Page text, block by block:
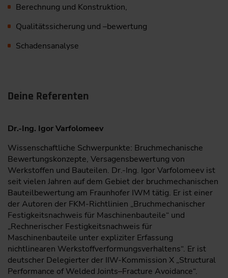
Berechnung und Konstruktion,
Qualitätssicherung und –bewertung
Schadensanalyse
Deine Referenten
Dr.-Ing. Igor Varfolomeev
Wissenschaftliche Schwerpunkte: Bruchmechanische
Bewertungskonzepte, Versagensbewertung von
Werkstoffen und Bauteilen. Dr.-Ing. Igor Varfolomeev ist
seit vielen Jahren auf dem Gebiet der bruchmechanischen
Bauteilbewertung am Fraunhofer IWM tätig. Er ist einer
der Autoren der FKM-Richtlinien „Bruchmechanischer
Festigkeitsnachweis für Maschinenbauteile“ und
„Rechnerischer Festigkeitsnachweis für
Maschinenbauteile unter expliziter Erfassung
nichtlinearen Werkstoffverformungsverhaltens“. Er ist
deutscher Delegierter der IIW-Kommission X „Structural
Performance of Welded Joints–Fracture Avoidance“.